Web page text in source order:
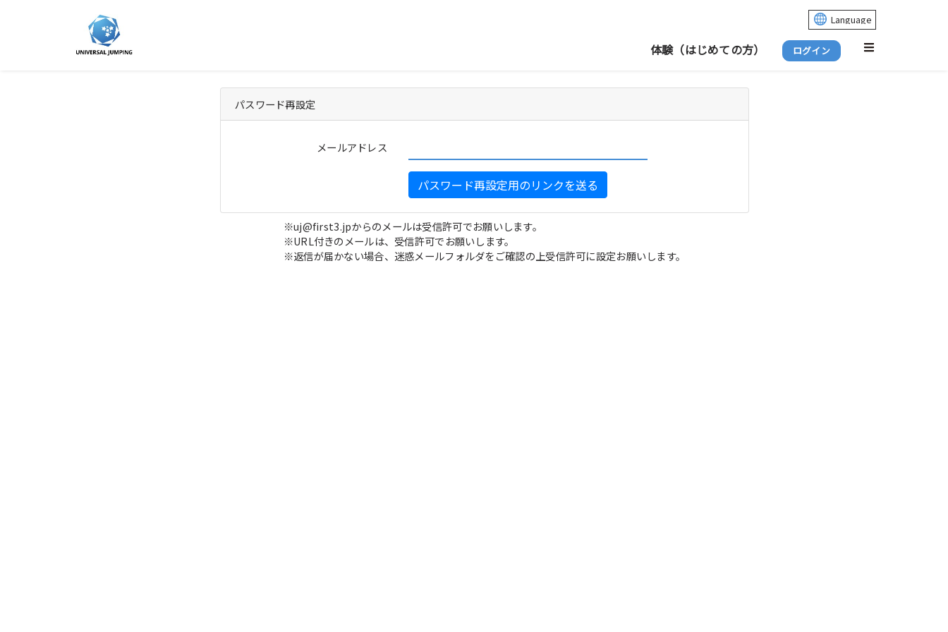
体験（はじめての方） ログイン
パスワード再設定
メールアドレス
パスワード再設定用のリンクを送る
※uj@first3.jpからのメールは受信許可でお願いします。
※URL付きのメールは、受信許可でお願いします。
※返信が届かない場合、迷惑メールフォルダをご確認の上受信許可に設定お願いします。